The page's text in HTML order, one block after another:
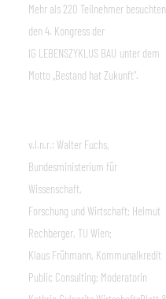
Mehr als 220 Teilnehmer besuchten
den 4. Kongress der
IG LEBENSZYKLUS BAU unter dem
Motto „Bestand hat Zukunft“.
v.l.n.r.: Walter Fuchs,
Bundesministerium für
Wissenschaft,
Forschung und Wirtschaft; Helmut
Rechberger, TU Wien;
Klaus Frühmann, Kommunalkredit
Public Consulting; Moderatorin